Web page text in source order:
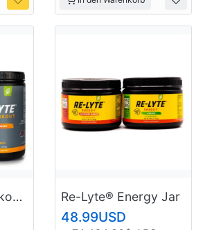
Re-Lyte Pre-Workout Electrolyte Powder 30 Servings Re-Lyte® Energy Jar
48.99USD